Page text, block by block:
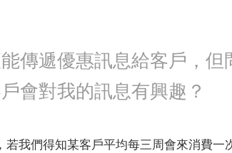
傳遞優惠訊息給客戶，但
會對我的訊息有興趣？
我們得知某客戶平均每三周會來消費一